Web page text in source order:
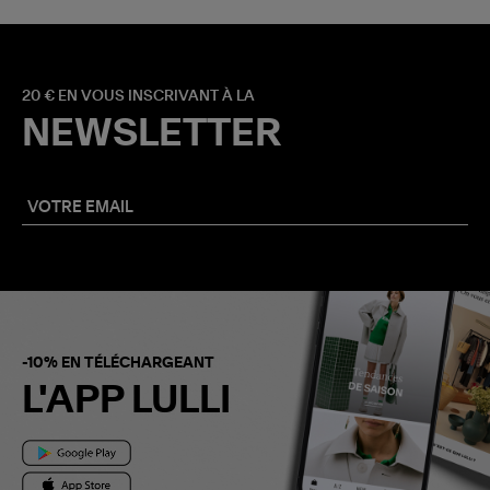
20 € EN VOUS INSCRIVANT À LA
NEWSLETTER
-10% EN TÉLÉCHARGEANT
L'APP LULLI